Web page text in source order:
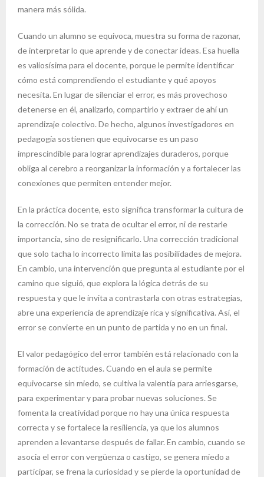
manera más sólida.
Cuando un alumno se equivoca, muestra su forma de razonar,
de interpretar lo que aprende y de conectar ideas. Esa huella
es valiosísima para el docente, porque le permite identificar
cómo está comprendiendo el estudiante y qué apoyos
necesita. En lugar de silenciar el error, es más provechoso
detenerse en él, analizarlo, compartirlo y extraer de ahí un
aprendizaje colectivo. De hecho, algunos investigadores en
pedagogía sostienen que equivocarse es un paso
imprescindible para lograr aprendizajes duraderos, porque
obliga al cerebro a reorganizar la información y a fortalecer las
conexiones que permiten entender mejor.
En la práctica docente, esto significa transformar la cultura de
la corrección. No se trata de ocultar el error, ni de restarle
importancia, sino de resignificarlo. Una corrección tradicional
que solo tacha lo incorrecto limita las posibilidades de mejora.
En cambio, una intervención que pregunta al estudiante por el
camino que siguió, que explora la lógica detrás de su
respuesta y que le invita a contrastarla con otras estrategias,
abre una experiencia de aprendizaje rica y significativa. Así, el
error se convierte en un punto de partida y no en un final.
El valor pedagógico del error también está relacionado con la
formación de actitudes. Cuando en el aula se permite
equivocarse sin miedo, se cultiva la valentía para arriesgarse,
para experimentar y para probar nuevas soluciones. Se
fomenta la creatividad porque no hay una única respuesta
correcta y se fortalece la resiliencia, ya que los alumnos
aprenden a levantarse después de fallar. En cambio, cuando se
asocia el error con vergüenza o castigo, se genera miedo a
participar, se frena la curiosidad y se pierde la oportunidad de